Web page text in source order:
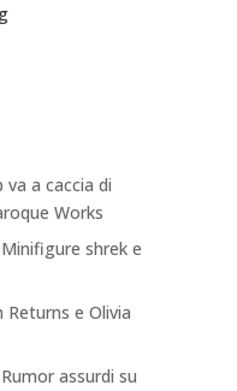
va a caccia di
Works
shrek e
e Olivia
assurdi su